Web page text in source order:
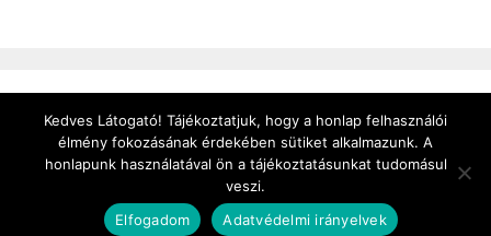
Adatvédelem /Süti kezelése/Impresszum
© 2026 kulturbanyasz.hu• KészültGeneratePress
Kedves Látogató! Tájékoztatjuk, hogy a honlap felhasználói
élmény fokozásának érdekében sütiket alkalmazunk. A
honlapunk használatával ön a tájékoztatásunkat tudomásul
veszi.
Elfogadom
Adatvédelmi irányelvek